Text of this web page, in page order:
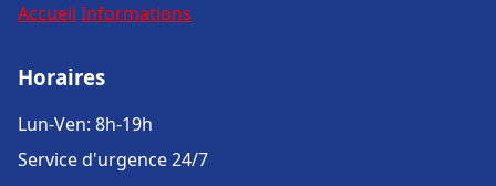
Accueil Informations
Horaires
Lun-Ven: 8h-19h
Service d'urgence 24/7